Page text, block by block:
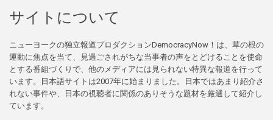
サイトについて
ニューヨークの独立報道プロダクションDemocracyNow！は、草の根の
運動に焦点を当て、見過ごされがちな当事者の声をとどけることを使命
とする番組づくりで、他のメディアには見られない特異な報道を行って
います。日本語サイトは2007年に始まりました。日本ではあまり紹介さ
れない事件や、日本の視聴者に関係のありそうな題材を厳選して紹介し
ています。